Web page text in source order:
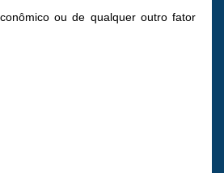
ou de qualquer outro fator